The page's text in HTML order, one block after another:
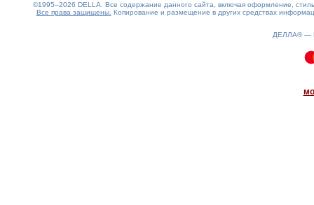
©1995–2026 DELLA. Все содержание данного сайта, включая оформление,
Все права защищены. Копирование и размещение в других средствах
ДЕЛЛА® —